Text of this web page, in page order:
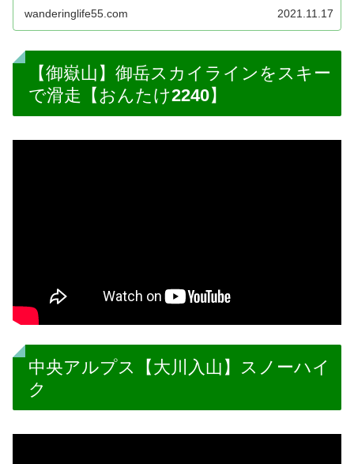
wanderinglife55.com 2021.11.17
【御嶽山】御岳スカイラインをスキー
で滑走【おんたけ2240】
中央アルプス【大川入山】スノーハイ
ク